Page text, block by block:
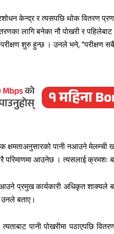
केन्द्र र त्यसपछि थोक वितरण
लागि बनेका नौ पोखरी र
शुरु हुन्छ । उनले भने, “परीक्षण
क्षमताअनुसारको पानी नआउने
परिमाणमा आउनेछ । त्यसलाई क्रमशः
प्रमुख कार्यकारी अधिकृत शाक्यले
बताए।
पानी पोखरीमा पठाएपछि